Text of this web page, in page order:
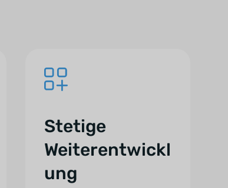
Stetige
Weiterentwickl
ung